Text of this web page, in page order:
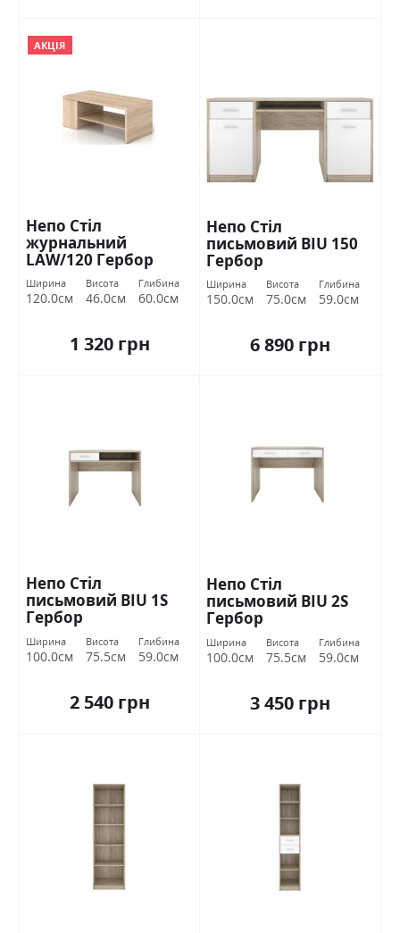
АКЦІЯ
Непо Стіл
журнальний
LAW/120 Гербор
Ширина
120.0см
Висота
46.0см
Глибина
60.0см
1 320 грн
Непо Стіл
письмовий BIU 150
Гербор
Ширина
150.0см
Висота
75.0см
Глибина
59.0см
6 890 грн
Непо Стіл
письмовий BIU 1S
Гербор
Ширина
100.0см
Висота
75.5см
Глибина
59.0см
2 540 грн
Непо Стіл
письмовий BIU 2S
Гербор
Ширина
100.0см
Висота
75.5см
Глибина
59.0см
3 450 грн